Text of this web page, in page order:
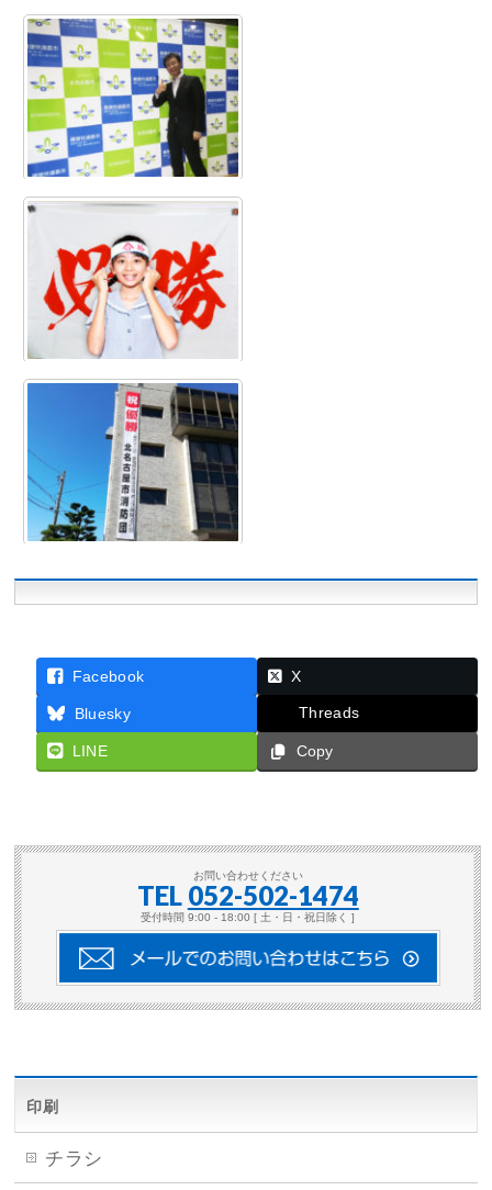
Facebook X
Bluesky Threads
LINE Copy
お問い合わせください
TEL 052-502-1474
受付時間 9:00 - 18:00 [ 土・日・祝日除く ]
印刷
チラシ